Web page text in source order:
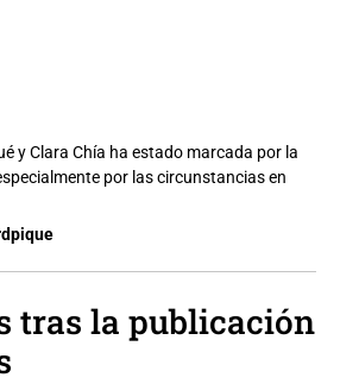
y Clara Chía ha estado marcada por la
por las circunstancias en
tras la publicación